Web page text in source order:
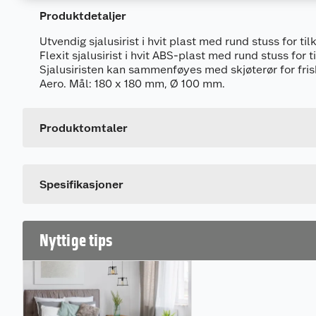
Produktdetaljer
Utvendig sjalusirist i hvit plast med rund stuss for
Flexit sjalusirist i hvit ABS-plast med rund stuss for
Sjalusiristen kan sammenføyes med skjøterør for
Aero. Mål: 180 x 180 mm, Ø 100 mm.
Produktomtaler
Spesifikasjoner
Generelt
Leverandørens artikkelnummer
Nyttige tips